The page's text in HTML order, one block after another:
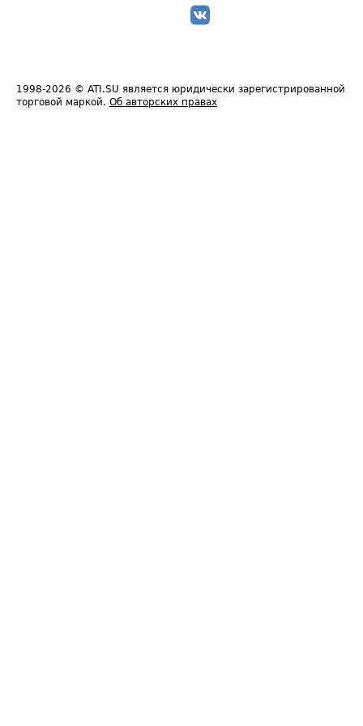
1998-2026 © ATI.SU является юридически зарегистрированной
торговой маркой. Об авторских правах